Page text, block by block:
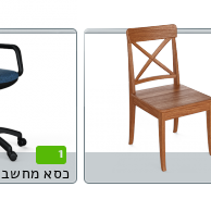
1
כסא מחשב